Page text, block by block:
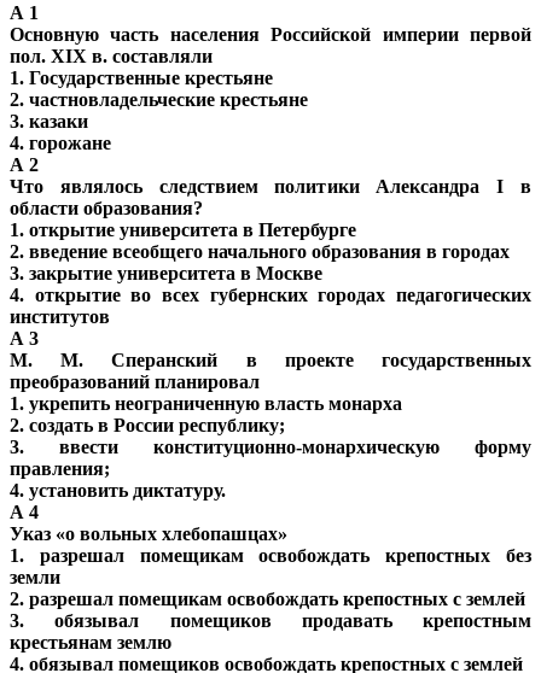
А 1
Основную часть населения Российской империи первой
пол. XIX в. составляли
1. Государственные крестьяне
2. частновладельческие крестьяне
3. казаки
4. горожане
А 2
Что являлось следствием политики Александра I в
области образования?
1. открытие университета в Петербурге
2. введение всеобщего начального образования в городах
3. закрытие университета в Москве
4. открытие во всех губернских городах педагогических
институтов
А 3
М. М. Сперанский в проекте государственных
преобразований планировал
1. укрепить неограниченную власть монарха
2. создать в России республику;
3. ввести конституционно-монархическую форму
правления;
4. установить диктатуру.
А 4
Указ «о вольных хлебопашцах»
1. разрешал помещикам освобождать крепостных без
земли
2. разрешал помещикам освобождать крепостных с землей
3. обязывал помещиков продавать крепостным
крестьянам землю
4. обязывал помещиков освобождать крепостных с землей